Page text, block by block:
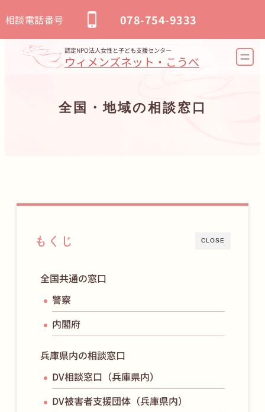
内
容
相談電話番号 078-754-9333
認定NPO法人女性と子ども支援センター
ウィメンズネット・こうべ
全国・地域の相談窓口
CLOSE
もくじ
全国共通の窓口
警察
内閣府
兵庫県内の相談窓口
DV相談窓口（兵庫県内）
DV被害者支援団体（兵庫県内）